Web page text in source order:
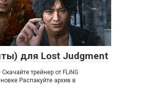
для Lost Judgment
трейнер от FLiNG
Распакуйте архив в